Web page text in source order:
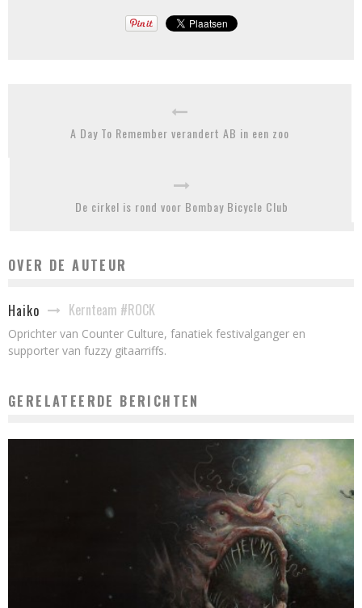
A Day To Remember verandert AB in een zoo
De cirkel is rond voor Bombay Bicycle Club
OVER DE AUTEUR
Haiko Kernteam #ROCK
Oprichter van Counter Culture, fanatiek festivalganger en
supporter van fuzzy gitaarriffs.
GERELATEERDE BERICHTEN